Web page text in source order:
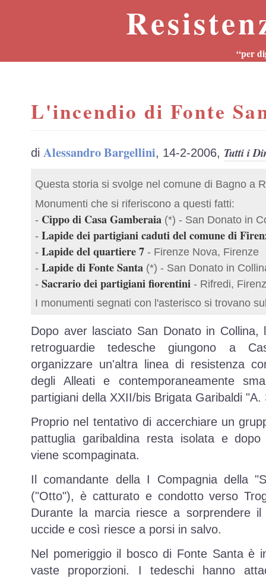
“per
L'incendio di Fonte
di Alessandro Bargellini, 14-2-2006, Tutti i
Questa storia si svolge nel comune di Bagno a
Monumenti che si riferiscono a questi fatti:
- Cippo di Casa Gamberaia (*) - San Donato in
- Lapide dei partigiani caduti del comune di
- Lapide del quartiere 7 - Firenze Nova, Firenze
- Lapide di Fonte Santa (*) - San Donato in
- Sacrario dei partigiani fiorentini - Rifredi,
I monumenti segnati con l'asterisco si trovano
Dopo aver lasciato San Donato in
retroguardie tedesche giungono a
organizzare un'altra linea di resistenza
degli Alleati e contemporaneamente
partigiani della XXII/bis Brigata Garibaldi "A.
Proprio nel tentativo di accerchiare un
pattuglia garibaldina resta isolata e
viene scompaginata.
Il comandante della I Compagnia della
("Otto"), è catturato e condotto verso
Durante la marcia riesce a sorprendere
uccide e così riesce a porsi in salvo.
Nel pomeriggio il bosco di Fonte Santa è
vaste proporzioni. I tedeschi hanno